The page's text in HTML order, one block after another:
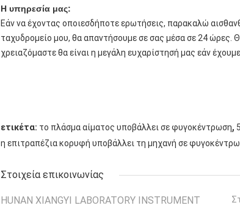
Η υπηρεσία μας:
Εάν να έχοντας οποιεσδήποτε ερωτήσεις, παρακαλώ
ταχυδρομείο μου, θα απαντήσουμε σε σας μέσα σε 24 ώρες.
χρειαζόμαστε θα είναι η μεγάλη ευχαρίστησή μας εάν
ετικέτα: το πλάσμα αίματος υποβάλλει σε φυγοκέντρωση,
η επιτραπέζια κορυφή υποβάλλει τη μηχανή σε
Στοιχεία επικοινωνίας
HUNAN XIANGYI LABORATORY INSTRUMENT